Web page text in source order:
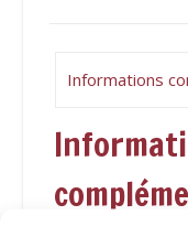
Informations